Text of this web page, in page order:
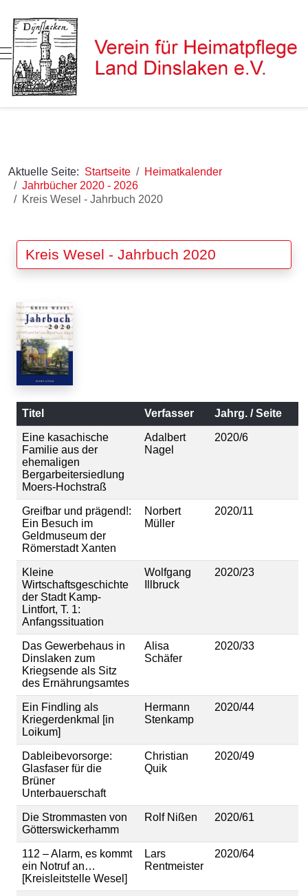
Mobile Menu Toggle
Aktuelle Seite: Startseite
Heimatkalender
Jahrbücher 2020 - 2026
Kreis Wesel - Jahrbuch 2020
Kreis Wesel - Jahrbuch 2020
Titel Verfasser Jahrg. / Seite
Eine kasachische
Familie aus der
ehemaligen
Bergarbeitersiedlung
Moers-Hochstraß
Adalbert
Nagel
2020/6
Greifbar und prägend!:
Ein Besuch im
Geldmuseum der
Römerstadt Xanten
Norbert
Müller
2020/11
Kleine
Wirtschaftsgeschichte
der Stadt Kamp-
Lintfort, T. 1:
Anfangssituation
Wolfgang
Illbruck
2020/23
Das Gewerbehaus in
Dinslaken zum
Kriegsende als Sitz
des Ernährungsamtes
Alisa
Schäfer
2020/33
Ein Findling als
Kriegerdenkmal [in
Loikum]
Hermann
Stenkamp
2020/44
Dableibevorsorge:
Glasfaser für die
Brüner
Unterbauerschaft
Christian
Quik
2020/49
Die Strommasten von
Götterswickerhamm
Rolf Nißen 2020/61
112 – Alarm, es kommt
ein Notruf an…
[Kreisleitstelle Wesel]
Lars
Rentmeister
2020/64